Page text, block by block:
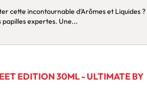
Sa plus farouche guerrière attend vos papilles expertes. Une...
EDITION 30ML - ULTIMATE BY